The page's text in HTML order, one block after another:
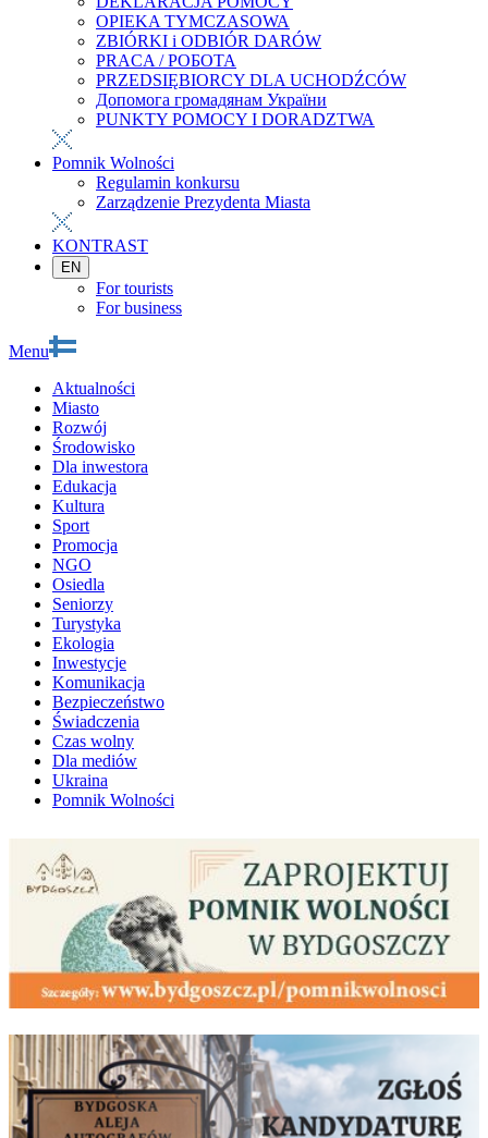
OPIEKA TYMCZASOWA
ZBIÓRKI i ODBIÓR DARÓW
PRACA / РОБОТА
PRZEDSIĘBIORCY DLA UCHODŹCÓW
Допомога громадянам України
PUNKTY POMOCY I DORADZTWA
Pomnik Wolności
Regulamin konkursu
Zarządzenie Prezydenta Miasta
KONTRAST
EN
For tourists
For business
Menu
Aktualności
Miasto
Rozwój
Środowisko
Dla inwestora
Edukacja
Kultura
Sport
Promocja
NGO
Osiedla
Seniorzy
Turystyka
Ekologia
Inwestycje
Komunikacja
Bezpieczeństwo
Świadczenia
Czas wolny
Dla mediów
Ukraina
Pomnik Wolności